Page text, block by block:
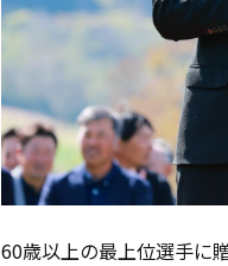
60歳以上の最上位選手に